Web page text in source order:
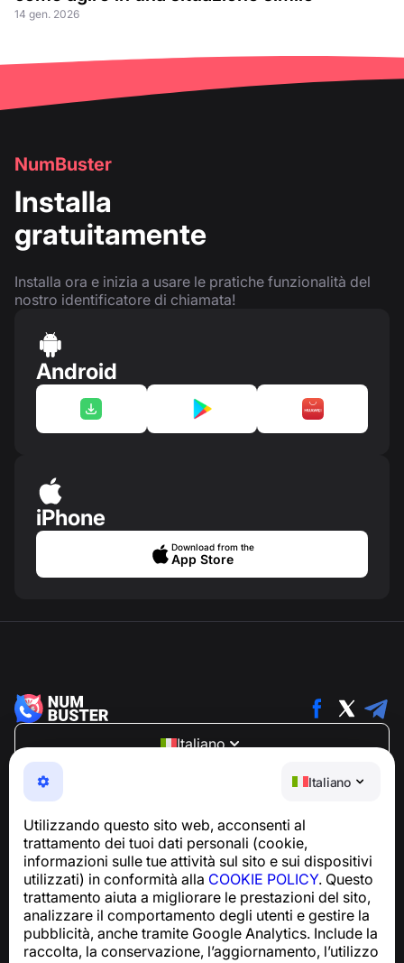
Italiano
Utilizzando questo sito web, acconsenti al
trattamento dei tuoi dati personali (cookie,
informazioni sulle tue attività sul sito e sui dispositivi
utilizzati) in conformità alla COOKIE POLICY. Questo
trattamento aiuta a migliorare le prestazioni del sito,
analizzare il comportamento degli utenti e gestire la
pubblicità, anche tramite Google Analytics. Include la
raccolta, la conservazione, l’aggiornamento, l’utilizzo
14 gen. 2026
NumBuster
Installa
gratuitamente
Installa ora e inizia a usare le pratiche funzionalità del
nostro identificatore di chiamata!
Android
iPhone
Download from the
App Store
Italiano
NumBuster © 2013—2026 ·
support@numbuster.com
Un'app facile da usare che ti protegge da truffe
Per richieste relative alla conformità al GDPR:
support@numbuster.com
Centro assistenza
Notizie e articoli
Informazioni sul progetto